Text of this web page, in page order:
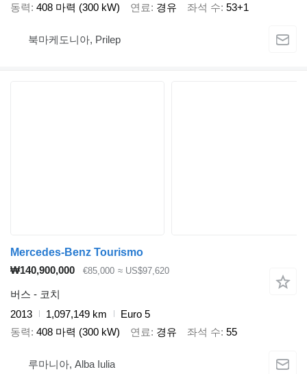
동력 408 마력 (300 kW) 연료 경유 좌석 수 53+1
북마케도니아, Prilep
Mercedes-Benz Tourismo
₩140,900,000
€85,000 ≈ US$97,620
버스 - 코치
2013
1,097,149 km
Euro 5
동력 408 마력 (300 kW) 연료 경유 좌석 수 55
루마니아, Alba Iulia